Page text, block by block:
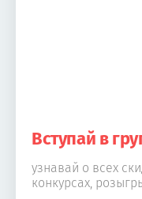
Вступай в
узнавай о всех
конкурсах,